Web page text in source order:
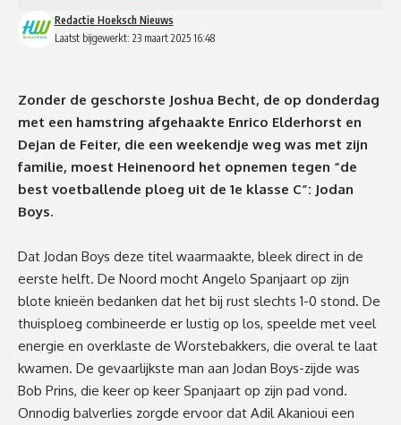
Laatst bijgewerkt: 23 maart 2025 16:48
Redactie Hoeksch Nieuws
Zonder de geschorste Joshua Becht, de op donderdag
met een hamstring afgehaakte Enrico Elderhorst en
Dejan de Feiter, die een weekendje weg was met zijn
familie, moest Heinenoord het opnemen tegen “de
best voetballende ploeg uit de 1e klasse C”: Jodan
Boys.
Dat Jodan Boys deze titel waarmaakte, bleek direct in de
eerste helft. De Noord mocht Angelo Spanjaart op zijn
blote knieën bedanken dat het bij rust slechts 1-0 stond. De
thuisploeg combineerde er lustig op los, speelde met veel
energie en overklaste de Worstebakkers, die overal te laat
kwamen. De gevaarlijkste man aan Jodan Boys-zijde was
Bob Prins, die keer op keer Spanjaart op zijn pad vond.
Onnodig balverlies zorgde ervoor dat Adil Akanioui een